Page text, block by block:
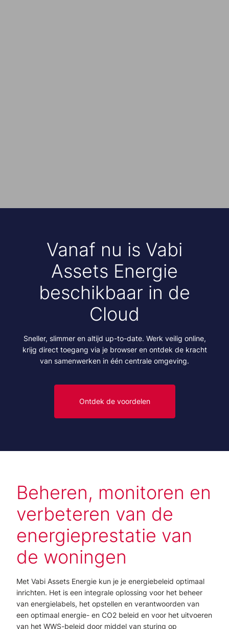
Vanaf nu is Vabi
Assets Energie
beschikbaar in de
Cloud
Sneller, slimmer en altijd up-to-date. Werk veilig online,
krijg direct toegang via je browser en ontdek de kracht
van samenwerken in één centrale omgeving.
Ontdek de voordelen
Beheren, monitoren en
verbeteren van de
energieprestatie van
de woningen
Met Vabi Assets Energie kun je je energiebeleid optimaal
inrichten. Het is een integrale oplossing voor het beheer
van energielabels, het opstellen en verantwoorden van
een optimaal energie- en CO2 beleid en voor het uitvoeren
van het WWS-beleid door middel van sturing op